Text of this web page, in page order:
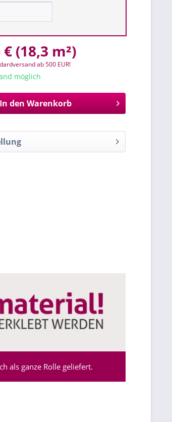
€ (18,3 m²)
ab 500 EUR!
möglich
In den Warenkorb
als ganze Rolle geliefert.